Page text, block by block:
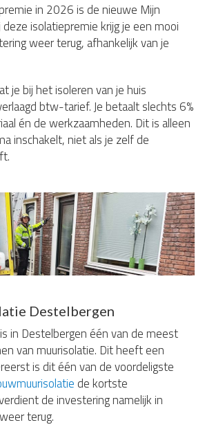
in 2026 is de nieuwe Mijn
isolatiepremie krijg je een mooi
weer terug, afhankelijk van je
je bij het isoleren van je huis
btw-tarief. Je betaalt slechts 6%
én de werkzaamheden. Dit is alleen
inschakelt, niet als je zelf de
Destelbergen
in Destelbergen één van de meest
van muurisolatie. Dit heeft een
is dit één van de voordeligste
de kortste
de investering namelijk in
terug.